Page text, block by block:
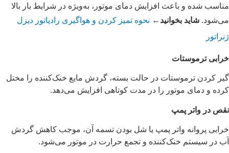
مناسب شده و باعث افزایش دمای موتور، به‌ویژه در شرایط بار بالا
می‌شود. شاید بخوانید← نحوه تمیز کردن و هواگیری رادیاتور دیزل
ژنراتور
خرابی ترموستات
گیر کردن ترموستات در حالت بسته، گردش مایع خنک‌کننده را مختل
کرده و دمای موتور را در مدت کوتاهی افزایش می‌دهد.
نقص در واتر پمپ
خرابی پروانه واتر پمپ یا شل بودن تسمه آن، موجب کاهش گردش
آب در سیستم خنک‌کننده و تجمع حرارت در موتور می‌شود.